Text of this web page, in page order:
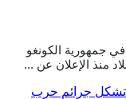
جمهورية الكونغو
منذ الإعلان عن ...